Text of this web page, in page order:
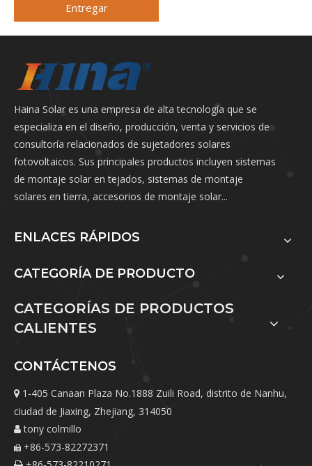
Entregar
Haina Solar es una empresa de alta tecnología que se
especializa en el diseño, producción, venta y servicios de
consultoría relacionados de sujetadores solares
fotovoltaicos. Sus principales productos incluyen sistemas
de montaje solar en tejados, sistemas de montaje
solares en tierra, accesorios de montaje solar...
ENLACES RÁPIDOS
CATEGORÍA DE PRODUCTO
CATEGORÍAS DE PRODUCTOS
CALIENTES
CONTÁCTENOS
 1-405 Canaan Plaza No.1888 Zuili Road, distrito de Nanhu,
ciudad de Jiaxing, Zhejiang, 314050
 tony colmillo
 +86-573-82272371